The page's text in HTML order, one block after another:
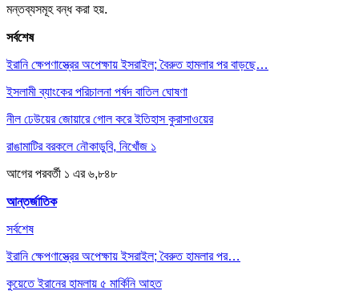
মন্তব্যসমূহ বন্ধ করা হয়.
সর্বশেষ
ইরানি ক্ষেপণাস্ত্রের অপেক্ষায় ইসরাইল; বৈরুত হামলার পর বাড়ছে…
ইসলামী ব্যাংকের পরিচালনা পর্ষদ বাতিল ঘোষণা
নীল ঢেউয়ের জোয়ারে গোল করে ইতিহাস কুরাসাওয়ের
রাঙামাটির বরকলে নৌকাডুবি, নিখোঁজ ১
আগেরপরবর্তী ১ এর ৬,৮৪৮
আন্তর্জাতিক
সর্বশেষ
ইরানি ক্ষেপণাস্ত্রের অপেক্ষায় ইসরাইল; বৈরুত হামলার পর…
কুয়েতে ইরানের হামলায় ৫ মার্কিনি আহত